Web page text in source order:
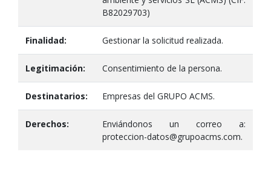
B82029703)
Finalidad: Gestionar la solicitud realizada.
Legitimación: Consentimiento de la persona.
Destinatarios: Empresas del GRUPO ACMS.
Derechos:
Enviándonos un correo a:
proteccion-datos@grupoacms.com.